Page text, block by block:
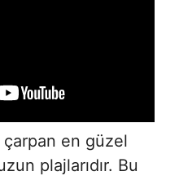
çarpan en güzel
plajlarıdır. Bu